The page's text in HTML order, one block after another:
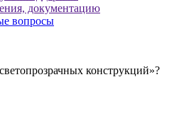
документацию
вопросы
конструкций»?